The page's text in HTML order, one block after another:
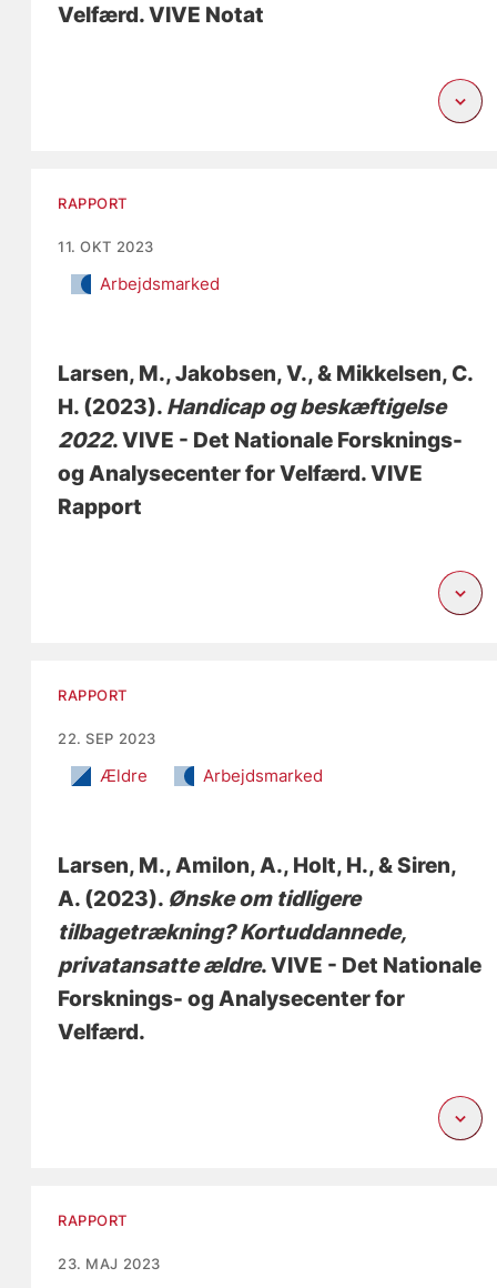
Velfærd. VIVE Notat
RAPPORT
11. OKT 2023
Arbejdsmarked
Larsen, M., Jakobsen, V., & Mikkelsen, C.
H. (2023). Handicap og beskæftigelse
2022. VIVE - Det Nationale Forsknings-
og Analysecenter for Velfærd. VIVE
Rapport
RAPPORT
22. SEP 2023
Ældre Arbejdsmarked
Larsen, M., Amilon, A., Holt, H., & Siren,
A. (2023). Ønske om tidligere
tilbagetrækning? Kortuddannede,
privatansatte ældre. VIVE - Det Nationale
Forsknings- og Analysecenter for
Velfærd.
RAPPORT
23. MAJ 2023